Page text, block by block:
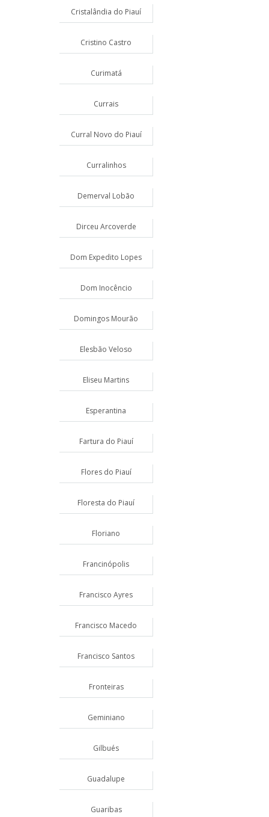
Cristalândia do Piauí
Cristino Castro
Curimatá
Currais
Curral Novo do Piauí
Curralinhos
Demerval Lobão
Dirceu Arcoverde
Dom Expedito Lopes
Dom Inocêncio
Domingos Mourão
Elesbão Veloso
Eliseu Martins
Esperantina
Fartura do Piauí
Flores do Piauí
Floresta do Piauí
Floriano
Francinópolis
Francisco Ayres
Francisco Macedo
Francisco Santos
Fronteiras
Geminiano
Gilbués
Guadalupe
Guaribas